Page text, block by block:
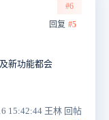
#6
回复 #5
新功能都会
15:42:44 王林 回帖